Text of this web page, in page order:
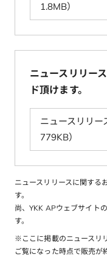
1.8MB）
ニュースリリー
ド頂けます。
ニュースリリー
779KB）
ニュースリリースに関する
す。
尚、YKK APウェブサイト
す。
※ここに掲載のニュースリ
ご覧になった時点で販売が